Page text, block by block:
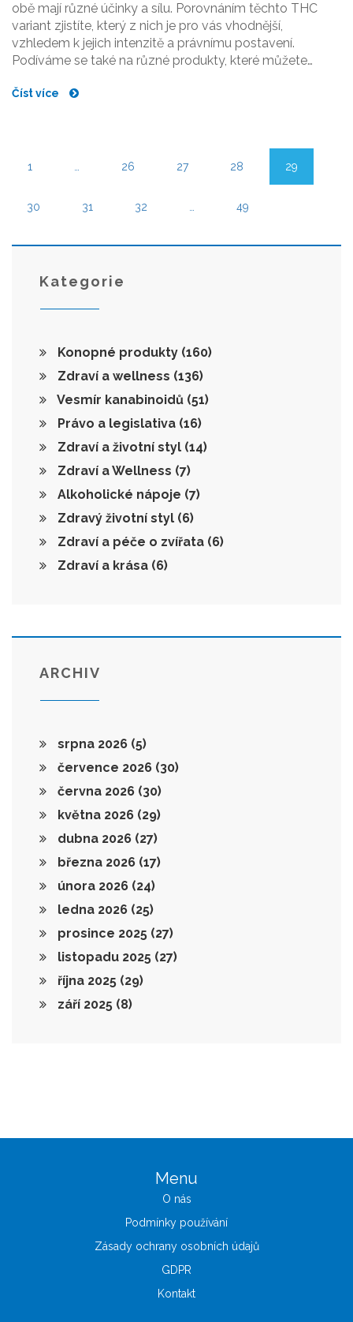
obě mají různé účinky a sílu. Porovnáním těchto THC
variant zjistíte, který z nich je pro vás vhodnější,
vzhledem k jejich intenzitě a právnímu postavení.
Podíváme se také na různé produkty, které můžete
Číst více
1 … 26 27 28 29
30 31 32 … 49
Kategorie
Konopné produkty (160)
Zdraví a wellness (136)
Vesmír kanabinoidů (51)
Právo a legislativa (16)
Zdraví a životní styl (14)
Zdraví a Wellness (7)
Alkoholické nápoje (7)
Zdravý životní styl (6)
Zdraví a péče o zvířata (6)
Zdraví a krása (6)
ARCHIV
srpna 2026 (5)
července 2026 (30)
června 2026 (30)
května 2026 (29)
dubna 2026 (27)
března 2026 (17)
února 2026 (24)
ledna 2026 (25)
prosince 2025 (27)
listopadu 2025 (27)
října 2025 (29)
září 2025 (8)
Menu
O nás
Podmínky používání
Zásady ochrany osobních údajů
GDPR
Kontakt